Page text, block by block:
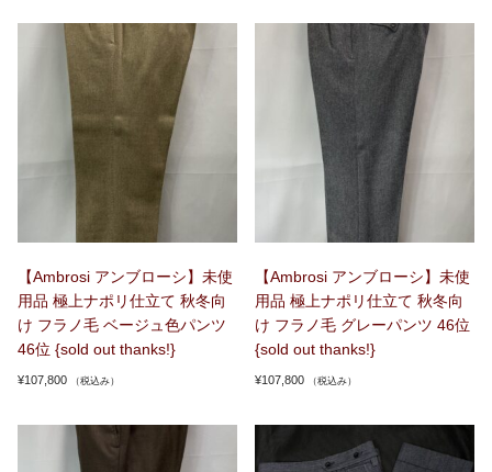
【Ambrosi アンブローシ】未使
用品 極上ナポリ仕立て 秋冬向
け フラノ毛 ベージュ色パンツ
46位 {sold out thanks!}
¥107,800 （税込み）
【Ambrosi アンブローシ】未使
用品 極上ナポリ仕立て 秋冬向
け フラノ毛 グレーパンツ 46位
{sold out thanks!}
¥107,800 （税込み）